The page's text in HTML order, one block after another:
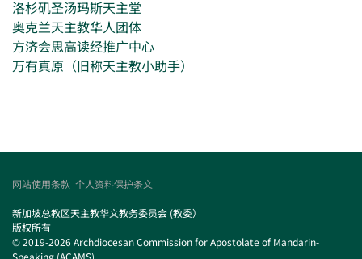
洛杉矶圣汤玛斯天主堂
奥克兰天主教华人团体
方济会思高读经推广中心
万有真原（旧称天主教小助手）
网站使用条款 个人资料保护条文
新加坡总教区天主教华文教务委员会 (教委）
版权所有
© 2019-2026 Archdiocesan Commission for Apostolate of Mandarin-
Speaking (ACAMS)